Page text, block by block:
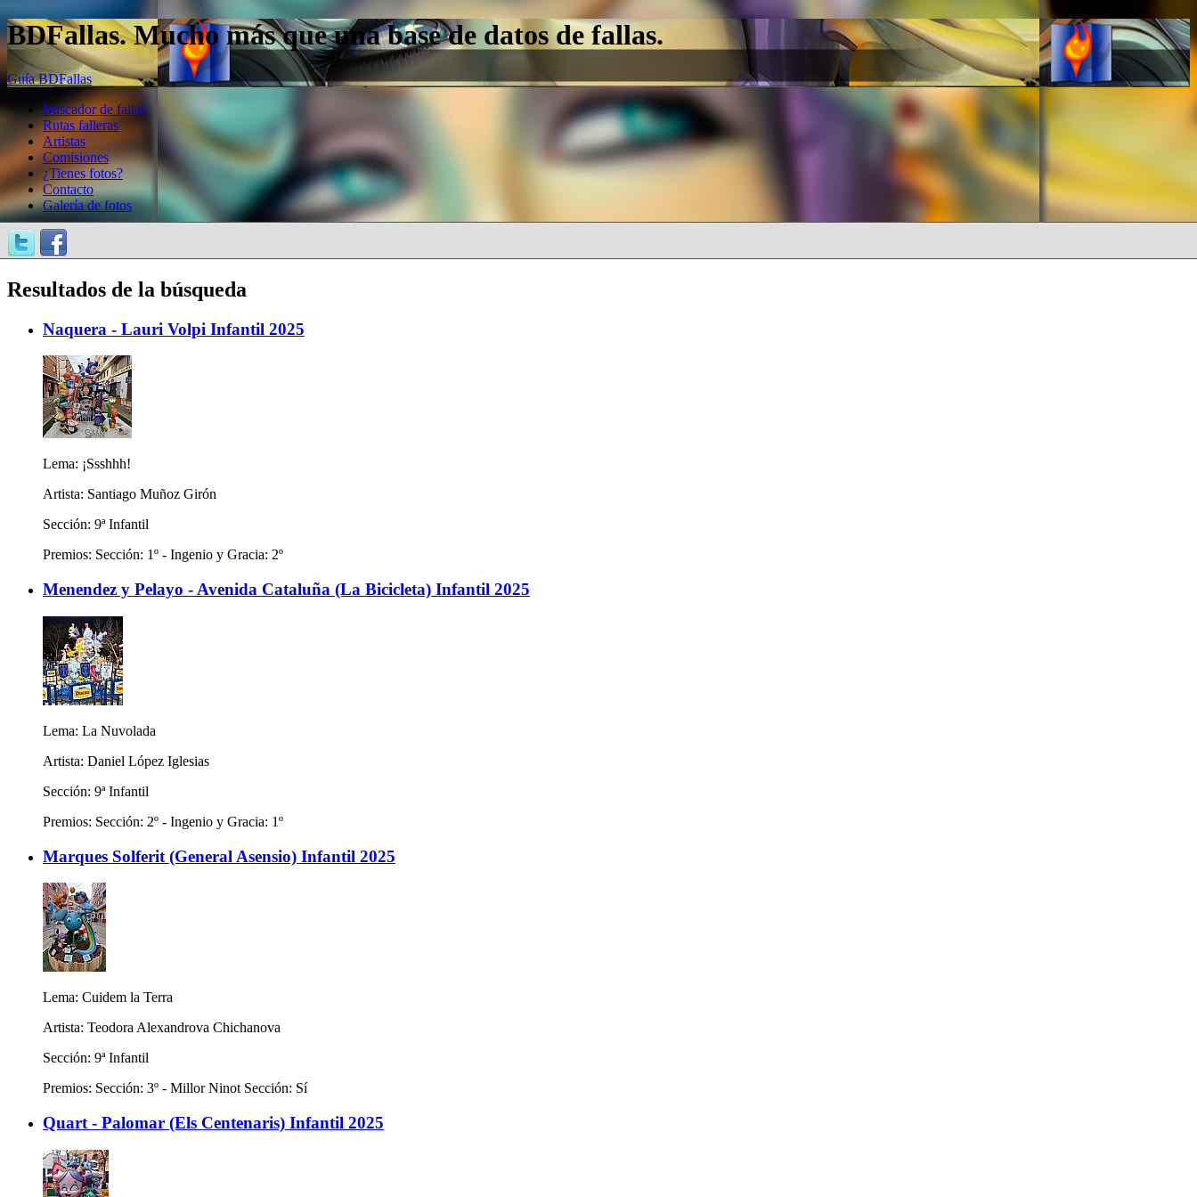
BDFallas. Mucho más que una base de datos de fallas.
Guía BDFallas
Buscador de fallas
Rutas falleras
Artistas
Comisiones
¿Tienes fotos?
Contacto
Galería de fotos
Resultados de la búsqueda
Naquera - Lauri Volpi Infantil 2025
Lema: ¡Ssshhh!
Artista: Santiago Muñoz Girón
Sección: 9ª Infantil
Premios: Sección: 1º - Ingenio y Gracia: 2º
Menendez y Pelayo - Avenida Cataluña (La Bicicleta) Infantil 2025
Lema: La Nuvolada
Artista: Daniel López Iglesias
Sección: 9ª Infantil
Premios: Sección: 2º - Ingenio y Gracia: 1º
Marques Solferit (General Asensio) Infantil 2025
Lema: Cuidem la Terra
Artista: Teodora Alexandrova Chichanova
Sección: 9ª Infantil
Premios: Sección: 3º - Millor Ninot Sección: Sí
Quart - Palomar (Els Centenaris) Infantil 2025